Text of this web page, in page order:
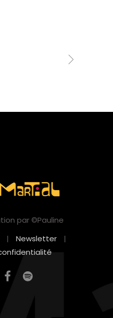
par ©Pauline
| Newsletter
|